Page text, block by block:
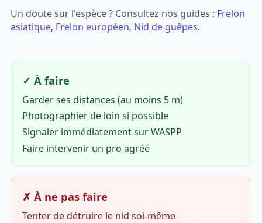
Un doute sur l'espèce ? Consultez nos guides : Frelon
asiatique, Frelon européen, Nid de guêpes.
✓ À faire
Garder ses distances (au moins 5 m)
Photographier de loin si possible
Signaler immédiatement sur WASPP
Faire intervenir un pro agréé
✗ À ne pas faire
Tenter de détruire le nid soi-même